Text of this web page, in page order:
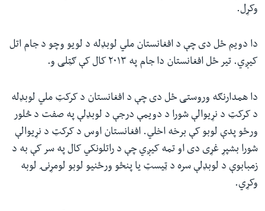
وکړل.
دا دویم ځل دی چې د افغانستان ملي لوبډله د لویو وچو د جام اتل
کیږي. تیر ځل افغانستان دا جام په ۲۰۱۳ کال کې ګټلی و.
دا همدارنګه وروستی ځل دی چې د افغانستان د کرکټ ملي لوبډله
د کرکټ د نړیوالې شورا د دویمې درجې د لوبډلې په صفت د څلور
ورځو پدې لوبو کې برخه اخلي. افغانستان اوس د کرکټ د نړیوالې
شورا بشپړ غړی دی او تمه کیږي چې د راتلونکي کال په سر کې به د
زمبابوې د لوبډلې سره د ټیسټ یا پنځو ورځنیو لوبو لومړنۍ لوبه
وکړي.